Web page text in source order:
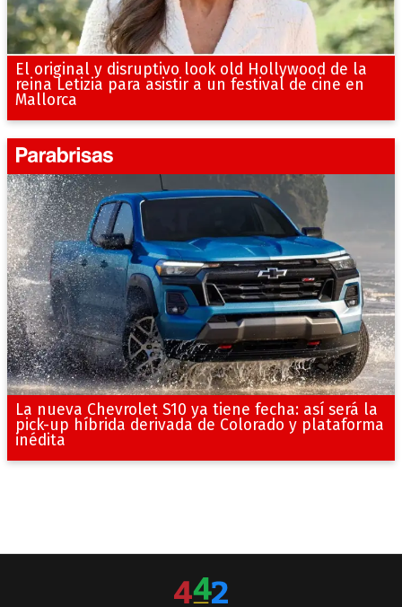
El original y disruptivo look old Hollywood de la
reina Letizia para asistir a un festival de cine en
Mallorca
La nueva Chevrolet S10 ya tiene fecha: así será la
pick-up híbrida derivada de Colorado y plataforma
inédita